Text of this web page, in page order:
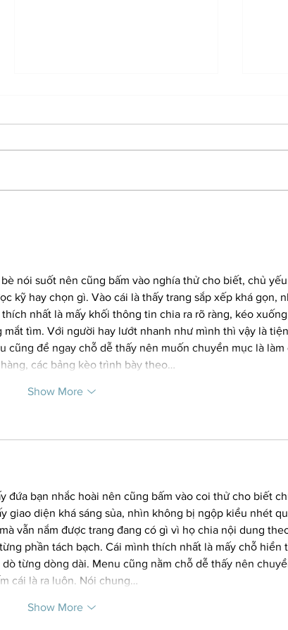
nói suốt nên cũng bấm vào nghía thử cho biết, chủ yếu
kỹ hay chọn gì. Vào cái là thấy trang sắp xếp khá gọn,
nhất là mấy khối thông tin chia ra rõ ràng, kéo xuống
tìm. Với người hay lướt nhanh như mình thì vậy là
cũng để ngay chỗ dễ thấy nên muốn chuyển mục là làm
các bảng kèo trình bày theo…
Show More
đứa bạn nhắc hoài nên cũng bấm vào coi thử cho biết
giao diện khá sáng sủa, nhìn không bị ngộp kiểu nhét
vẫn nắm được trang đang có gì vì họ chia nội dung
phần tách bạch. Cái mình thích nhất là mấy chỗ hiển
từng dòng dài. Menu cũng nằm chỗ dễ thấy nên
cái là ra luôn. Nói chung…
Show More